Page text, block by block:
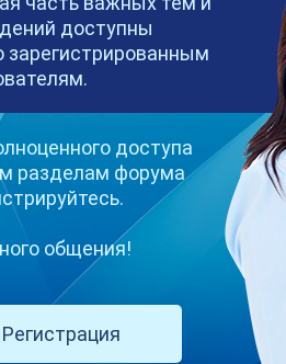
ОБЯЗАТЕЛЬНО
для компьютеров с общим
объединяющая тысячи людей,
доступны
зарегистрированным
доступа
разделам форума
общения!
Регистрация